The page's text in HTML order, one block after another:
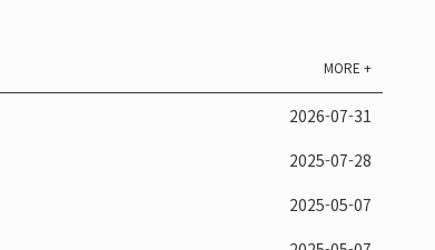
MORE +
2026-07-31
2025-07-28
2025-05-07